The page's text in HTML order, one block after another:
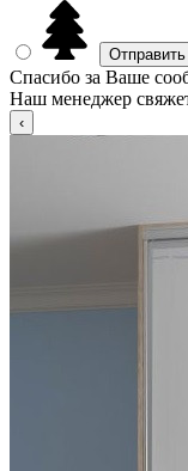
Спасибо за Ваше
Наш менеджер